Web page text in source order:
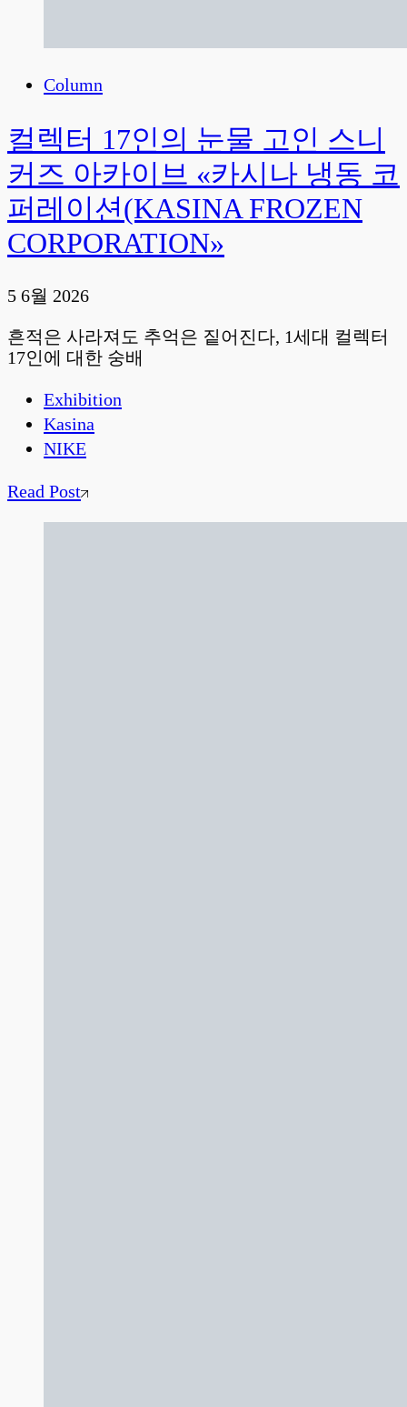
Column
컬렉터 17인의 눈물 고인 스니
커즈 아카이브 «카시나 냉동 코
퍼레이션(KASINA FROZEN
CORPORATION»
5 6월 2026
흔적은 사라져도 추억은 짙어진다, 1세대 컬렉터
17인에 대한 숭배
Exhibition
Kasina
NIKE
Read Post